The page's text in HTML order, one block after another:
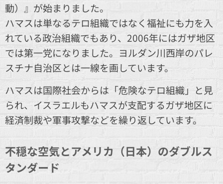
動）』が始まりました。
ハマスは単なるテロ組織ではなく福祉にも力を入
れている政治組織でもあり、2006年にはガザ地区
では第一党になりました。ヨルダン川西岸のパレ
スチナ自治区とは一線を画しています。
ハマスは国際社会からは「危険なテロ組織」と見
られ、イスラエルもハマスが支配するガザ地区に
経済制裁や軍事攻撃などを繰り返しています。
不穏な空気とアメリカ（日本）のダブルス
タンダード